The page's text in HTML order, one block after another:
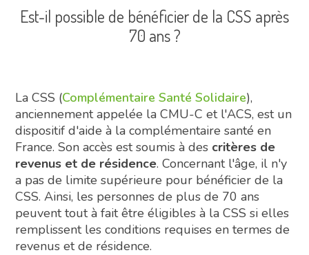
Est-il possible de bénéficier de la CSS après
70 ans ?
La CSS (Complémentaire Santé Solidaire),
anciennement appelée la CMU-C et l'ACS, est un
dispositif d'aide à la complémentaire santé en
France. Son accès est soumis à des critères de
revenus et de résidence. Concernant l'âge, il n'y
a pas de limite supérieure pour bénéficier de la
CSS. Ainsi, les personnes de plus de 70 ans
peuvent tout à fait être éligibles à la CSS si elles
remplissent les conditions requises en termes de
revenus et de résidence.